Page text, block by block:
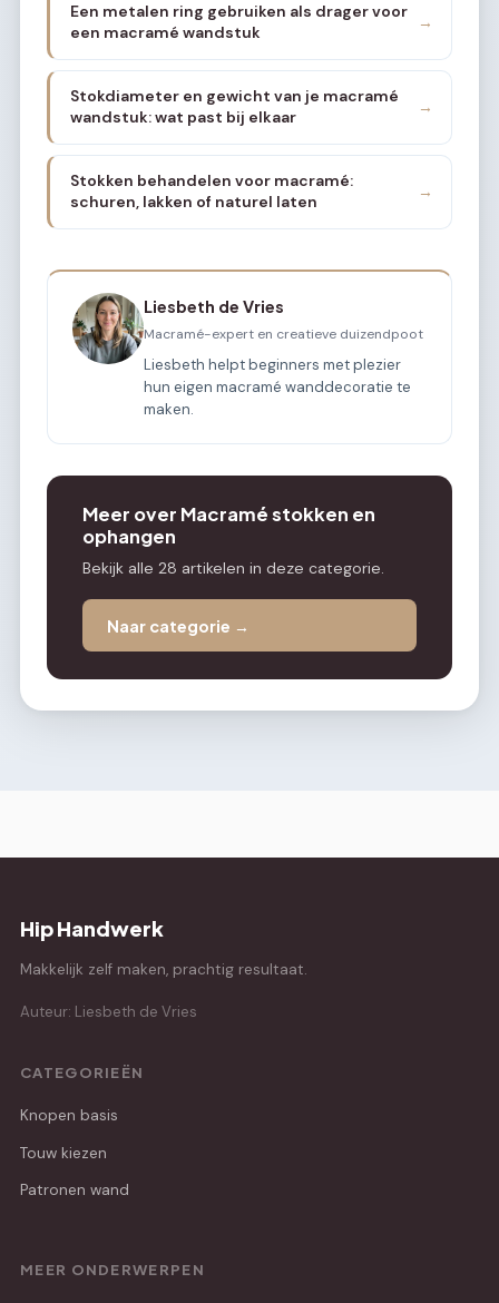
Een metalen ring gebruiken als drager voor
een macramé wandstuk
→
Stokdiameter en gewicht van je macramé
wandstuk: wat past bij elkaar
→
Stokken behandelen voor macramé:
schuren, lakken of naturel laten
→
Liesbeth de Vries
Macramé-expert en creatieve duizendpoot
Liesbeth helpt beginners met plezier
hun eigen macramé wanddecoratie te
maken.
Meer over Macramé stokken en
ophangen
Bekijk alle 28 artikelen in deze categorie.
Naar categorie →
Hip Handwerk
Makkelijk zelf maken, prachtig resultaat.
Auteur: Liesbeth de Vries
CATEGORIEËN
Knopen basis
Touw kiezen
Patronen wand
MEER ONDERWERPEN